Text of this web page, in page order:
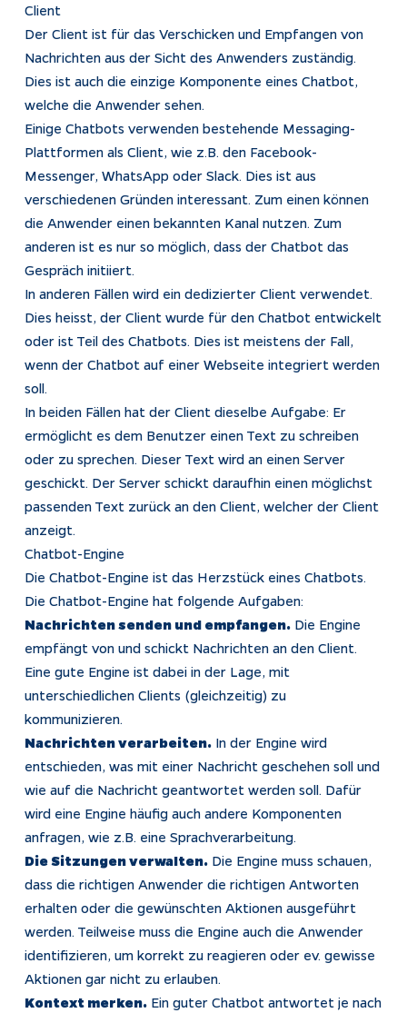
Client
Der Client ist für das Verschicken und Empfangen von
Nachrichten aus der Sicht des Anwenders zuständig.
Dies ist auch die einzige Komponente eines Chatbot,
welche die Anwender sehen.
Einige Chatbots verwenden bestehende Messaging-
Plattformen als Client, wie z.B. den Facebook-
Messenger, WhatsApp oder Slack. Dies ist aus
verschiedenen Gründen interessant. Zum einen können
die Anwender einen bekannten Kanal nutzen. Zum
anderen ist es nur so möglich, dass der Chatbot das
Gespräch initiiert.
In anderen Fällen wird ein dedizierter Client verwendet.
Dies heisst, der Client wurde für den Chatbot entwickelt
oder ist Teil des Chatbots. Dies ist meistens der Fall,
wenn der Chatbot auf einer Webseite integriert werden
soll.
In beiden Fällen hat der Client dieselbe Aufgabe: Er
ermöglicht es dem Benutzer einen Text zu schreiben
oder zu sprechen. Dieser Text wird an einen Server
geschickt. Der Server schickt daraufhin einen möglichst
passenden Text zurück an den Client, welcher der Client
anzeigt.
Chatbot-Engine
Die Chatbot-Engine ist das Herzstück eines Chatbots.
Die Chatbot-Engine hat folgende Aufgaben:
Nachrichten senden und empfangen.Die Engine
empfängt von und schickt Nachrichten an den Client.
Eine gute Engine ist dabei in der Lage, mit
unterschiedlichen Clients (gleichzeitig) zu
kommunizieren.
Nachrichten verarbeiten.In der Engine wird
entschieden, was mit einer Nachricht geschehen soll und
wie auf die Nachricht geantwortet werden soll. Dafür
wird eine Engine häufig auch andere Komponenten
anfragen, wie z.B. eine Sprachverarbeitung.
Die Sitzungen verwalten.Die Engine muss schauen,
dass die richtigen Anwender die richtigen Antworten
erhalten oder die gewünschten Aktionen ausgeführt
werden. Teilweise muss die Engine auch die Anwender
identifizieren, um korrekt zu reagieren oder ev. gewisse
Aktionen gar nicht zu erlauben.
Kontext merken.Ein guter Chatbot antwortet je nach